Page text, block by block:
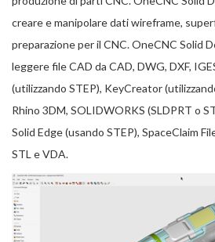
creare e manipolare dati wireframe,
preparazione per il CNC. OneCNC Solid
leggere file CAD da CAD, DWG, DXF,
(utilizzando STEP), KeyCreator
Rhino 3DM, SOLIDWORKS (SLDPRT o
Solid Edge (usando STEP), SpaceClaim
STL e VDA.